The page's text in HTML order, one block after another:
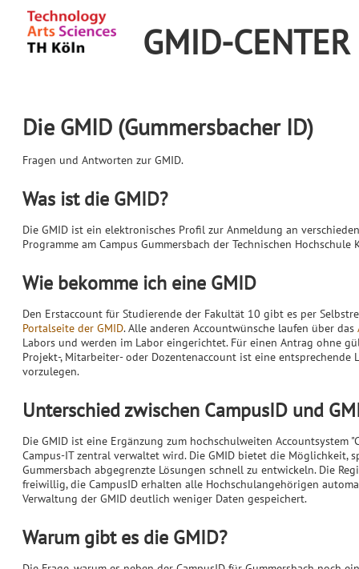
GMID-CENTER
Die GMID (Gummersbacher ID)
Fragen und Antworten zur GMID.
Was ist die GMID?
Die GMID ist ein elektronisches Profil zur Anmeldung an
Programme am Campus Gummersbach der Technischen Hochschule
Wie bekomme ich eine GMID
Den Erstaccount für Studierende der Fakultät 10 gibt es per
Portalseite der GMID. Alle anderen Accountwünsche laufen über das
Labors und werden im Labor eingerichtet. Für einen Antrag ohne
Projekt-, Mitarbeiter- oder Dozentenaccount ist eine entsprechende
vorzulegen.
Unterschied zwischen CampusID und
Die GMID ist eine Ergänzung zum hochschulweiten Accountsystem
Campus-IT zentral verwaltet wird. Die GMID bietet die Möglichkeit,
Gummersbach abgegrenzte Lösungen schnell zu entwickeln. Die
freiwillig, die CampusID erhalten alle Hochschulangehörigen
Verwaltung der GMID deutlich weniger Daten gespeichert.
Warum gibt es die GMID?